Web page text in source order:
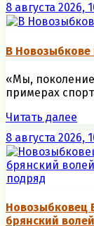
8 августа 2026,
В
«Мы,
примерах
Читать далее
8 августа 2026,
Новозыбковец
брянский